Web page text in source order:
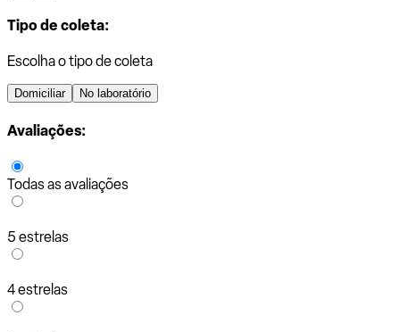
Tipo de coleta:
Escolha o tipo de coleta
Domiciliar No laboratório
Avaliações:
Todas as avaliações
5 estrelas
4 estrelas